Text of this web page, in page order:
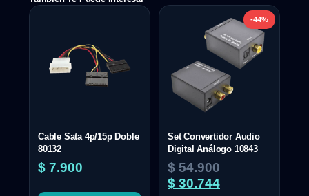
Cable Sata 4p/15p Doble
80132
$ 7.900
-44%
Set Convertidor Audio
Digital Análogo 10843
$54.900
$ 30.744